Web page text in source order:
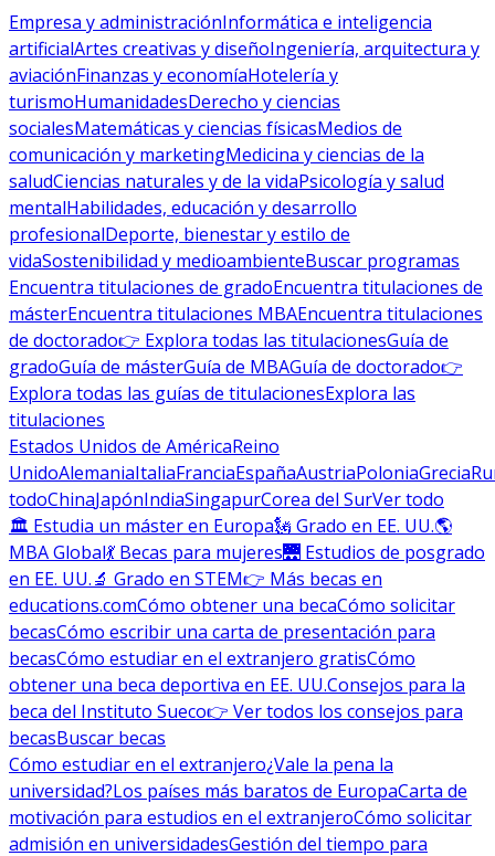
Empresa y administraciónInformática e inteligencia
artificialArtes creativas y diseñoIngeniería, arquitectura y
aviaciónFinanzas y economíaHotelería y
turismoHumanidadesDerecho y ciencias
socialesMatemáticas y ciencias físicasMedios de
comunicación y marketingMedicina y ciencias de la
saludCiencias naturales y de la vidaPsicología y salud
mentalHabilidades, educación y desarrollo
profesionalDeporte, bienestar y estilo de
vidaSostenibilidad y medioambienteBuscar programas
Encuentra titulaciones de gradoEncuentra titulaciones de
másterEncuentra titulaciones MBAEncuentra titulaciones
de doctorado👉 Explora todas las titulacionesGuía de
gradoGuía de másterGuía de MBAGuía de doctorado👉
Explora todas las guías de titulacionesExplora las
titulaciones
Estados Unidos de AméricaReino
UnidoAlemaniaItaliaFranciaEspañaAustriaPoloniaGrecia
todoChinaJapónIndiaSingapurCorea del SurVer todo
🏛 Estudia un máster en Europa🗽 Grado en EE. UU.🌎
MBA Global💃 Becas para mujeres🌉 Estudios de posgrado
en EE. UU.🔬 Grado en STEM👉 Más becas en
educations.comCómo obtener una becaCómo solicitar
becasCómo escribir una carta de presentación para
becasCómo estudiar en el extranjero gratisCómo
obtener una beca deportiva en EE. UU.Consejos para la
beca del Instituto Sueco👉 Ver todos los consejos para
becasBuscar becas
Cómo estudiar en el extranjero¿Vale la pena la
universidad?Los países más baratos de EuropaCarta de
motivación para estudios en el extranjeroCómo solicitar
admisión en universidadesGestión del tiempo para